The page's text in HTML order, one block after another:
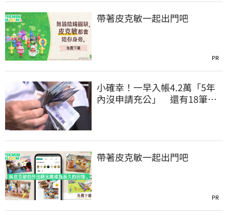
帶著皮克敏一起出門吧
PR
小確幸！一早入帳4.2萬「5年
內沒申請充公」 還有18筆錢
帶著皮克敏一起出門吧
PR